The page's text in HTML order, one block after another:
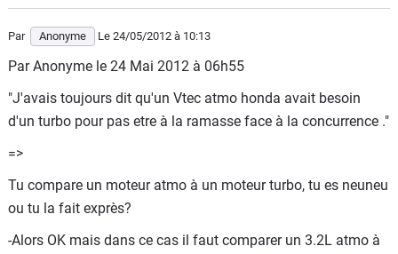
Par Anonyme Le 24/05/2012 à 10:13
Par Anonyme le 24 Mai 2012 à 06h55
"J'avais toujours dit qu'un Vtec atmo honda avait besoin
d'un turbo pour pas etre à la ramasse face à la concurrence ."
=>
Tu compare un moteur atmo à un moteur turbo, tu es neuneu
ou tu la fait exprès?
-Alors OK mais dans ce cas il faut comparer un 3.2L atmo à